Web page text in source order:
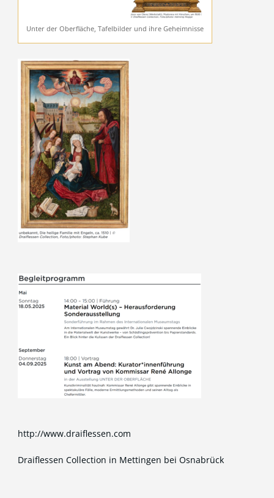
Unter der Oberfläche, Tafelbilder und ihre Geheimnisse
http://www.draiflessen.com
Draiflessen Collection in Mettingen bei Osnabrück